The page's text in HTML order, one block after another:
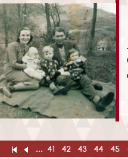
... 41 42 43 44 45